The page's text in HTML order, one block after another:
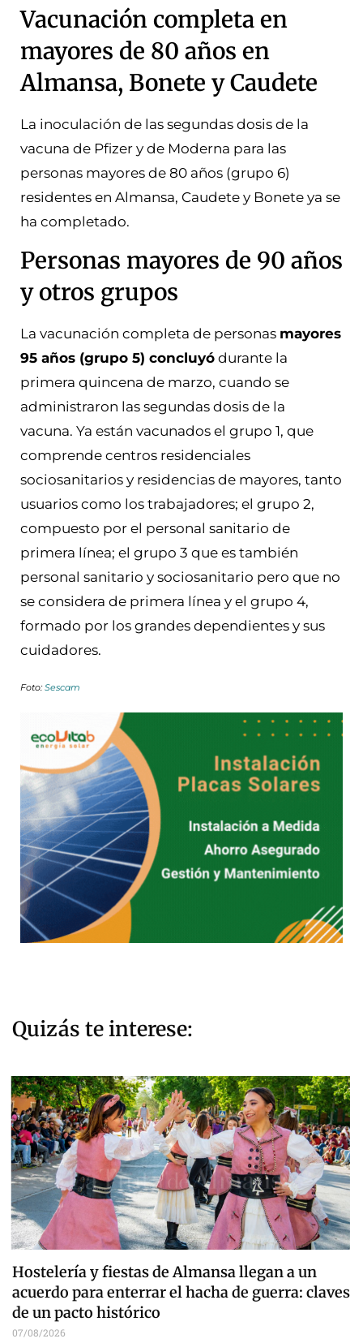
Vacunación completa en
mayores de 80 años en
Almansa, Bonete y Caudete
La inoculación de las segundas dosis de la
vacuna de Pfizer y de Moderna para las
personas mayores de 80 años (grupo 6)
residentes en Almansa, Caudete y Bonete ya se
ha completado.
Personas mayores de 90 años
y otros grupos
La vacunación completa de personas mayores
95 años (grupo 5) concluyó durante la
primera quincena de marzo, cuando se
administraron las segundas dosis de la
vacuna. Ya están vacunados el grupo 1, que
comprende centros residenciales
sociosanitarios y residencias de mayores, tanto
usuarios como los trabajadores; el grupo 2,
compuesto por el personal sanitario de
primera línea; el grupo 3 que es también
personal sanitario y sociosanitario pero que no
se considera de primera línea y el grupo 4,
formado por los grandes dependientes y sus
cuidadores.
Foto:Sescam
Quizás te interese:
Hostelería y fiestas de Almansa llegan a un
acuerdo para enterrar el hacha de guerra: claves
de un pacto histórico
07/08/2026